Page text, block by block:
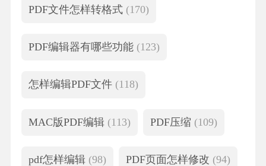
PDF文件怎样转格式 (170)
PDF编辑器有哪些功能 (123)
怎样编辑PDF文件 (118)
MAC版PDF编辑 (113) PDF压缩 (109)
pdf怎样编辑 (98) PDF页面怎样修改 (94)